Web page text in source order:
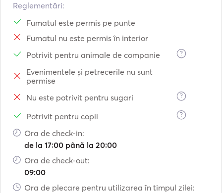
Reglementări:
Fumatul este permis pe punte
Fumatul nu este permis în interior
Potrivit pentru animale de companie
?
Evenimentele și petrecerile nu sunt
permise
Nu este potrivit pentru sugari
?
Potrivit pentru copii ?
Ora de check-in:
de la 17:00 până la 20:00
Ora de check-out:
09:00
Ora de plecare pentru utilizarea în timpul zilei: